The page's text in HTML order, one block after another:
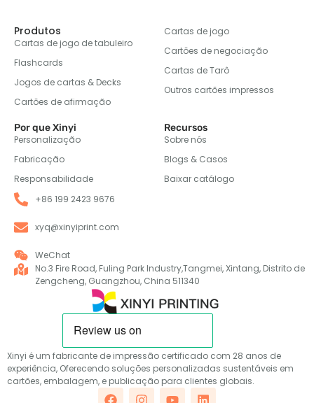
Xinyi é um fabricante de impressão certificado com 28 anos de
experiência, Oferecendo soluções personalizadas sustentáveis em
cartões, embalagem, e publicação para clientes globais.
Produtos
Cartas de jogo de tabuleiro
Flashcards
Jogos de cartas & Decks
Cartões de afirmação
Cartas de jogo
Cartões de negociação
Cartas de Tarô
Outros cartões impressos
Por que Xinyi
Personalização
Fabricação
Responsabilidade
Recursos
Sobre nós
Blogs & Casos
Baixar catálogo
+86 199 2423 9676
xyq@xinyiprint.com
WeChat
No.3 Fire Road, Fuling Park Industry,Tangmei, Xintang, Distrito de
Zengcheng, Guangzhou, China 511340